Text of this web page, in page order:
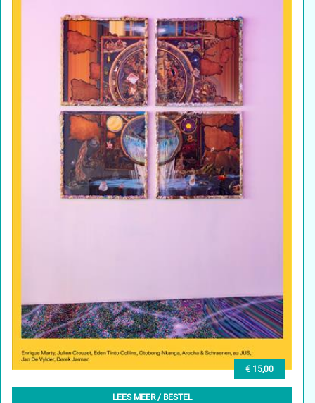
€ 15,00
GLEAN (NL) 4, APRIL 2024
LEES MEER / BESTEL